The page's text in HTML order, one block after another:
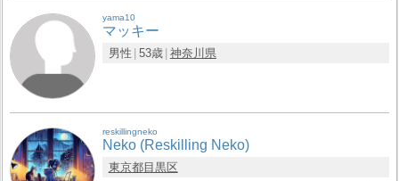
yama10
マッキー
男性 53歳 神奈川県
reskillingneko
Neko (Reskilling Neko)
東京都目黒区